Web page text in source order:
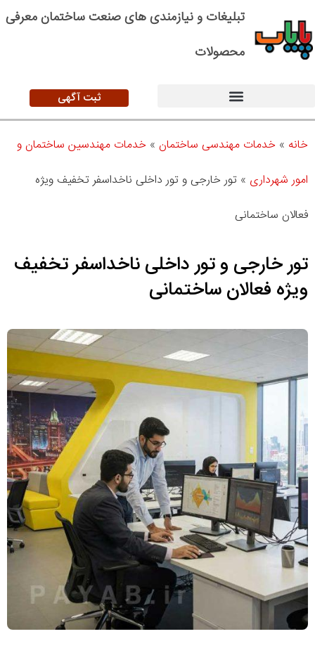
تبلیغات و نیازمندی های صنعت ساختمان معرفی
محصولات
ثبت آگهی
خانه » خدمات مهندسی ساختمان » خدمات مهندسین ساختمان و
امور شهرداری » تور خارجی و تور داخلی ناخداسفر تخفیف ویژه
فعالان ساختمانی
تور خارجی و تور داخلی ناخداسفر تخفیف
ویژه فعالان ساختمانی